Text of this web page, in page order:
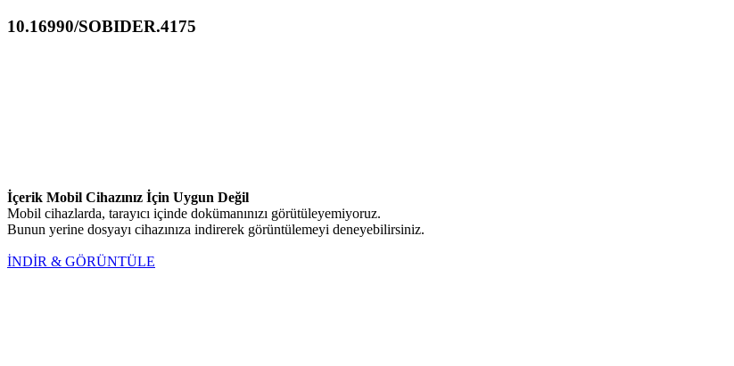
10.16990/SOBIDER.4175
İçerik Mobil Cihazınız İçin Uygun Değil
Mobil cihazlarda, tarayıcı içinde dokümanınızı görütüleyemiyoruz.
Bunun yerine dosyayı cihazınıza indirerek görüntülemeyi deneyebilirsiniz.
İNDİR & GÖRÜNTÜLE